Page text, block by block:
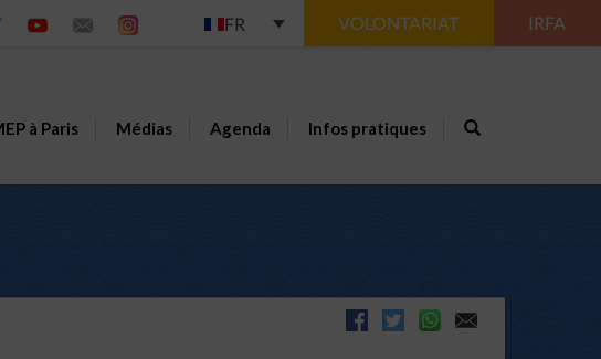
FR VOLONTARIAT IRFA
à Paris Médias Agenda Infos pratiques